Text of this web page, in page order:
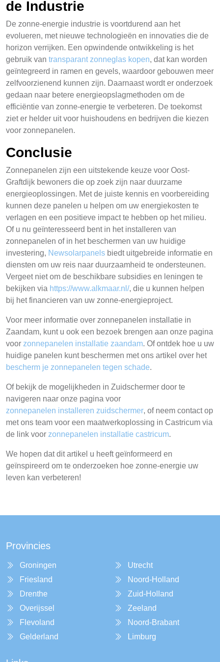
de Industrie
De zonne-energie industrie is voortdurend aan het
evolueren, met nieuwe technologieën en innovaties die de
horizon verrijken. Een opwindende ontwikkeling is het
gebruik van transparant zonneglas kopen, dat kan worden
geïntegreerd in ramen en gevels, waardoor gebouwen meer
zelfvoorzienend kunnen zijn. Daarnaast wordt er onderzoek
gedaan naar betere energieopslagmethoden om de
efficiëntie van zonne-energie te verbeteren. De toekomst
ziet er helder uit voor huishoudens en bedrijven die kiezen
voor zonnepanelen.
Conclusie
Zonnepanelen zijn een uitstekende keuze voor Oost-
Graftdijk bewoners die op zoek zijn naar duurzame
energieoplossingen. Met de juiste kennis en voorbereiding
kunnen deze panelen u helpen om uw energiekosten te
verlagen en een positieve impact te hebben op het milieu.
Of u nu geïnteresseerd bent in het installeren van
zonnepanelen of in het beschermen van uw huidige
investering, Newsolarpanels biedt uitgebreide informatie en
diensten om uw reis naar duurzaamheid te ondersteunen.
Vergeet niet om de beschikbare subsidies en leningen te
bekijken via https://www.alkmaar.nl/, die u kunnen helpen
bij het financieren van uw zonne-energieproject.
Voor meer informatie over zonnepanelen installatie in
Zaandam, kunt u ook een bezoek brengen aan onze pagina
voor zonnepanelen installatie zaandam. Of ontdek hoe u uw
huidige panelen kunt beschermen met ons artikel over het
bescherm je zonnepanelen tegen schade.
Of bekijk de mogelijkheden in Zuidschermer door te
navigeren naar onze pagina voor
zonnepanelen installeren zuidschermer, of neem contact op
met ons team voor een maatwerkoplossing in Castricum via
de link voor zonnepanelen installatie castricum.
We hopen dat dit artikel u heeft geïnformeerd en
geïnspireerd om te onderzoeken hoe zonne-energie uw
leven kan verbeteren!
Provincies
Groningen
Friesland
Drenthe
Overijssel
Flevoland
Gelderland
Utrecht
Noord-Holland
Zuid-Holland
Zeeland
Noord-Brabant
Limburg